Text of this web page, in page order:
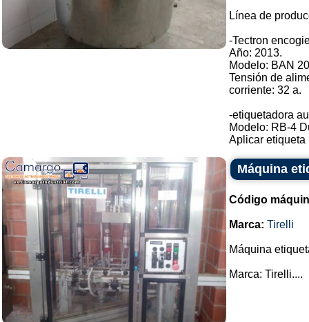
Línea de
-Tectron
Año: 2013.
Modelo: BAN
Tensión de
corriente: 32 a.
-etiquetadora
Modelo: RB-4
Aplicar etiqueta
Máquina
Código
Marca: Tirelli
Máquina
Marca: Tirelli....